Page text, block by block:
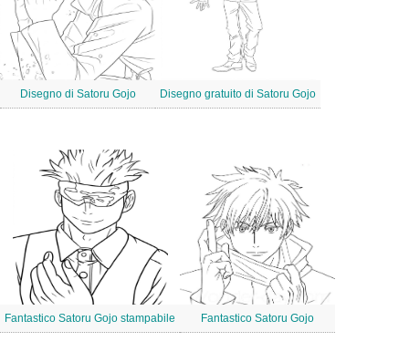
Disegno di Satoru Gojo Disegno gratuito di Satoru Gojo
Fantastico Satoru Gojo stampabile Fantastico Satoru Gojo